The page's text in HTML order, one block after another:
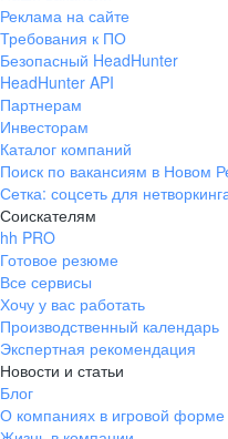
Реклама на сайте
Требования к ПО
Безопасный HeadHunter
HeadHunter API
Партнерам
Инвесторам
Каталог компаний
Поиск по вакансиям в Новом
Сетка: соцсеть для
Соискателям
hh PRO
Готовое резюме
Все сервисы
Хочу у вас работать
Производственный календарь
Экспертная рекомендация
Новости и статьи
Блог
О компаниях в игровой форме